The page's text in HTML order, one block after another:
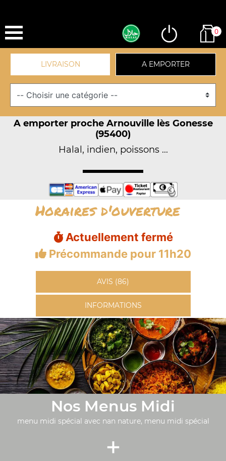
0
LIVRAISON A EMPORTER
A emporter proche Arnouville lès Gonesse
(95400)
Halal, indien, poissons ...
Horaires d'ouverture
Actuellement fermé
Précommande pour 11h20
AVIS (86)
INFORMATIONS
Nos Menus Midi
menu midi spécial avec nan nature, menu midi spécial
+